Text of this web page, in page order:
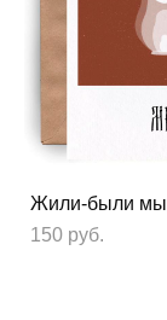
Жили-были мы
150 pуб.